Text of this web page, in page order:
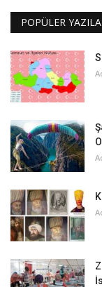
POPÜLER